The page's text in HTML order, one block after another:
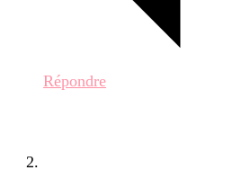
Répondre